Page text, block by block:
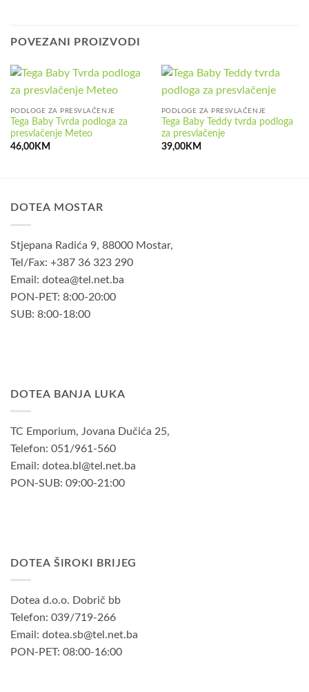
POVEZANI PROIZVODI
PODLOGE ZA PRESVLAČENJE
Tega Baby Tvrda podloga za
presvlačenje Meteo
46,00KM
PODLOGE ZA PRESVLAČENJE
Tega Baby Teddy tvrda podloga
za presvlačenje
39,00KM
DOTEA MOSTAR
Stjepana Radića 9, 88000 Mostar,
Tel/Fax: +387 36 323 290
Email: dotea@tel.net.ba
PON-PET: 8:00-20:00
SUB: 8:00-18:00
DOTEA BANJA LUKA
TC Emporium, Jovana Dučića 25,
Telefon: 051/961-560
Email: dotea.bl@tel.net.ba
PON-SUB: 09:00-21:00
DOTEA ŠIROKI BRIJEG
Dotea d.o.o. Dobrič bb
Telefon: 039/719-266
Email: dotea.sb@tel.net.ba
PON-PET: 08:00-16:00